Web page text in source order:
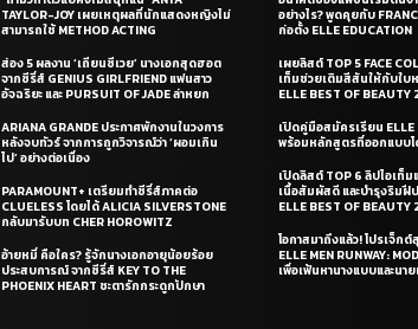
TAYLOR-JOY เผยเหตุผลที่นักแสดงหญิงไม่
สามารถใช้ METHOD ACTING
ส่อง 5 ผลงาน ‘เถียนซีเวย’ นางเอกสุดฮอต
จากซีรี่ส์ GENIUS GIRLFRIEND แฟนสาว
อัจฉริยะ และ PURSUIT OF JADE ล่าหยก
ARIANA GRANDE ประกาศพักงานในวงการ
หลังจบทัวร์ จากการถูกวิจารณ์ว่า ‘ผอมเกิน
ไป’ อย่างต่อเนื่อง
PARAMOUNT+ เตรียมทำซีรี่ส์ภาคต่อ
CLUELESS โดยได้ ALICIA SILVERSTONE
กลับมารับบท CHER HOROWITZ
อ้ายหมี่ คือใคร? รู้จักนางเอกอายุน้อยร้อย
ประสบการณ์ จากซีรี่ส์ KEY TO THE
PHOENIX HEART ชะตารักกระดูกปักษา
อย่างไร? พูดคุยกับ
ก่อตั้ง ELLE EDUCATION
เผยลิสต์ TOP 5 FACE
เท็มช่วยเติมสีสันให้กับใบ
ELLE BEST OF BEAUTY
เปิดคู่มือสมัครเรียน ELLE
พร้อมหลักสูตรที่ออกแบบ
เปิดลิสต์ TOP 6 ลิปไอเท็
เนื้อสัมผัสดี และบำรุงริมฝี
ELLE BEST OF BEAUTY
โอกาสมาถึงแล้ว! โปรเจ็กต์
ELLE MEN RUNWAY:
เพื่อเฟ้นหานางแบบและนา